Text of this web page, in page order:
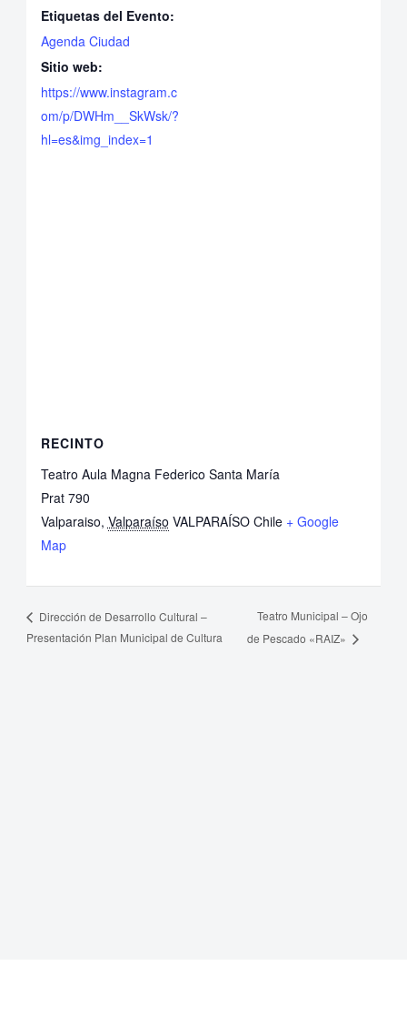
Etiquetas del Evento:
Agenda Ciudad
Sitio web:
https://www.instagram.c
om/p/DWHm__SkWsk/?
hl=es&img_index=1
RECINTO
Teatro Aula Magna Federico Santa María
Prat 790
Valparaiso, Valparaíso VALPARAÍSO Chile + Google
Map
Dirección de Desarrollo Cultural –
Presentación Plan Municipal de Cultura
Teatro Municipal – Ojo
de Pescado «RAIZ»